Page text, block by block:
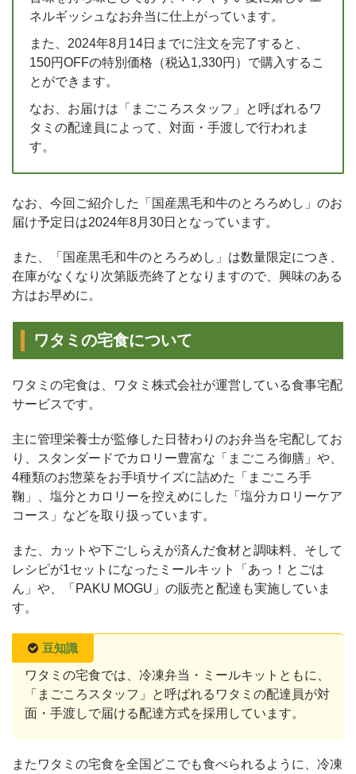
ネルギッシュなお弁当に仕上がっています。
また、2024年8月14日までに注文を完了すると、
150円OFFの特別価格（税込1,330円）で購入するこ
とができます。
なお、お届けは「まごころスタッフ」と呼ばれるワ
タミの配達員によって、対面・手渡しで行われま
す。
なお、今回ご紹介した「国産黒毛和牛のとろろめし」のお
届け予定日は2024年8月30日となっています。
また、「国産黒毛和牛のとろろめし」は数量限定につき、
在庫がなくなり次第販売終了となりますので、興味のある
方はお早めに。
ワタミの宅食について
ワタミの宅食は、ワタミ株式会社が運営している食事宅配
サービスです。
主に管理栄養士が監修した日替わりのお弁当を宅配してお
り、スタンダードでカロリー豊富な「まごころ御膳」や、
4種類のお惣菜をお手頃サイズに詰めた「まごころ手
鞠」、塩分とカロリーを控えめにした「塩分カロリーケア
コース」などを取り扱っています。
また、カットや下ごしらえが済んだ食材と調味料、そして
レシピが1セットになったミールキット「あっ！とごは
ん」や、「PAKU MOGU」の販売と配達も実施していま
す。
豆知識
ワタミの宅食では、冷凍弁当・ミールキットともに、
「まごころスタッフ」と呼ばれるワタミの配達員が対
面・手渡しで届ける配達方式を採用しています。
またワタミの宅食を全国どこでも食べられるように、冷凍